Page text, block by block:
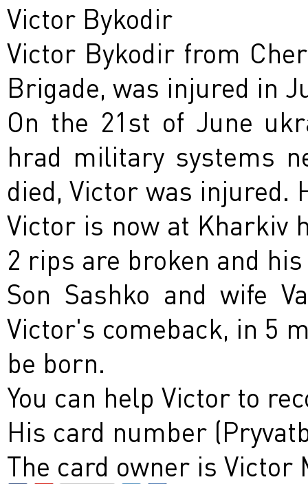
Victor Bykodir
Victor Bykodir from
Brigade, was injured in
On the 21st of June
hrad military systems
died, Victor was injured.
Victor is now at Kharkiv
2 rips are broken and
Son Sashko and wife
Victor's comeback, in 5
be born.
You can help Victor to
His card number
The card owner is Victor